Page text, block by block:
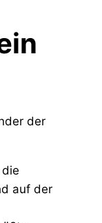
der
auf der